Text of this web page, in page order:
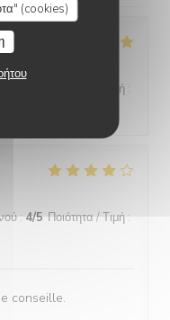
(cookies)
Ποιότητα / Τιμή :
:4/5 Ποιότητα / Τιμή :
conseille.